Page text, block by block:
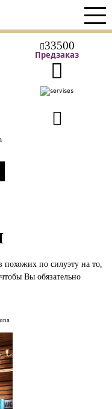
33500
Предзаказ
похожих по силуэту на то,
Вы обязательно